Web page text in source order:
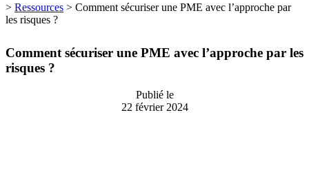
> Ressources > Comment sécuriser une PME avec l’approche par
les risques ?
Comment sécuriser une PME avec l’approche par les
risques ?
Publié le
22 février 2024